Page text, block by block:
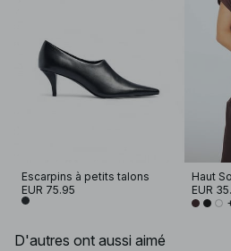
Escarpins à petits talons
EUR 75.95
Haut
EUR
D'autres ont aussi aimé